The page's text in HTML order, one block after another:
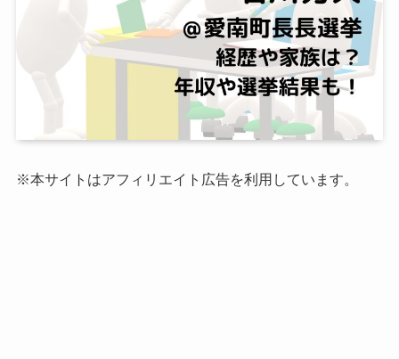
※本サイトはアフィリエイト広告を利用しています。